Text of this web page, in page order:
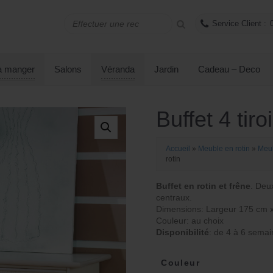
Service Client :
manger Salons Véranda Jardin Cadeau – Deco
Buffet 4
Accueil » Meuble en rotin »
rotin
Buffet en rotin et frêne .
centraux.
Dimensions: Largeur 175 cm
Couleur: au choix
Disponibilité : de 4 à 6
Couleur